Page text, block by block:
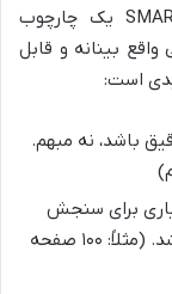
دستیابی تبدیل کرد. روش هدف گذاری SMART یک چارچوب
بینانه و قابل
باشد، نه مبهم.
برای سنجش
پیشرفت و موفقیت هدف وجود داشته باشد. (مثلاً: ۱۰۰ صفحه